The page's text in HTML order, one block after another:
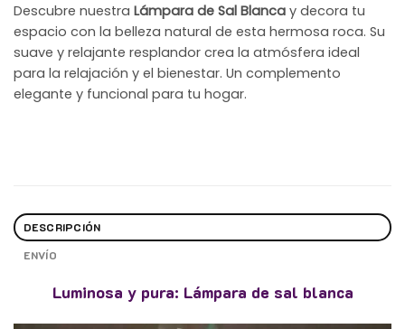
Descubre nuestra Lámpara de Sal Blanca y decora tu
espacio con la belleza natural de esta hermosa roca. Su
suave y relajante resplandor crea la atmósfera ideal
para la relajación y el bienestar. Un complemento
elegante y funcional para tu hogar.
DESCRIPCIÓN
ENVÍO
Luminosa y pura: Lámpara de sal blanca